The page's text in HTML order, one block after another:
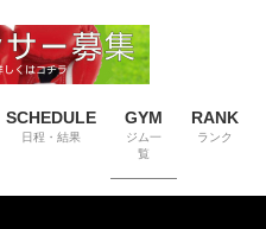
SCHEDULE
日程・結果
GYM
ジム一
覧
RANK
ランク